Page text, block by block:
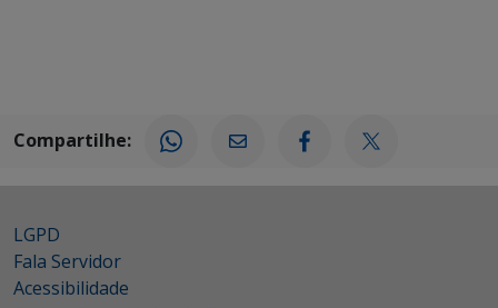
Compartilhe:
LGPD
Fala Servidor
Acessibilidade